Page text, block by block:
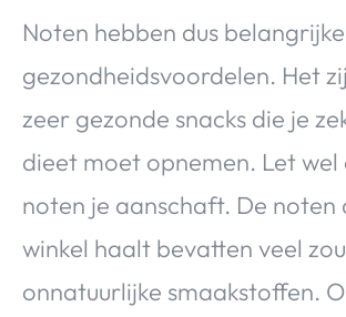
Noten hebben dus belangrijke
gezondheidsvoordelen. Het
zeer gezonde snacks die je
dieet moet opnemen. Let wel
noten je aanschaft. De noten
winkel haalt bevatten veel
onnatuurlijke smaakstoffen.